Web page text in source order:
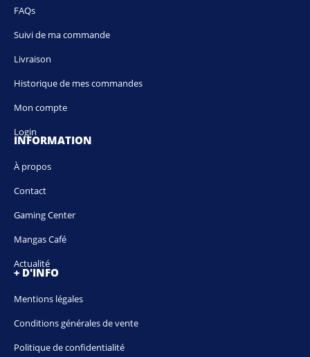
FAQs
Suivi de ma commande
Livraison
Historique de mes commandes
Mon compte
Login
INFORMATION
À propos
Contact
Gaming Center
Mangas Café
Actualité
+ D'INFO
Mentions légales
Conditions générales de vente
Politique de confidentialité